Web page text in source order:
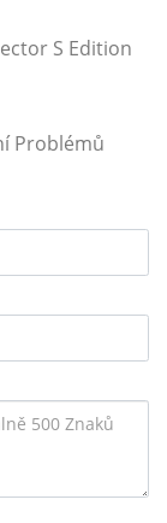
S Edition
Problémů